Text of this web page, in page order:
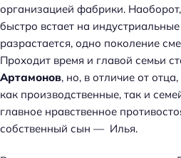
организацией фабрики.
быстро встает на
разрастается, одно поколение
Проходит время и главой семьи
Артамонов, но, в отличие от
как производственные, так и
главное нравственное
собственный сын — Илья.